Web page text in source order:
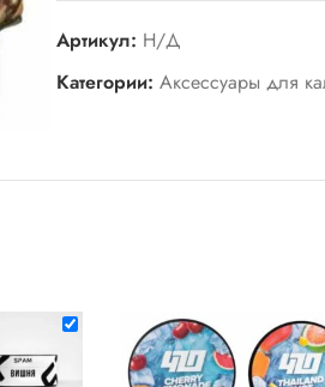
Артикул: Н/Д
Категории: Аксессуары для